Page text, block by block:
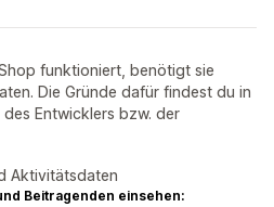
funktioniert, benötigt sie
Die Gründe dafür findest du in
des Entwicklers bzw. der
Aktivitätsdaten
Beitragenden einsehen: